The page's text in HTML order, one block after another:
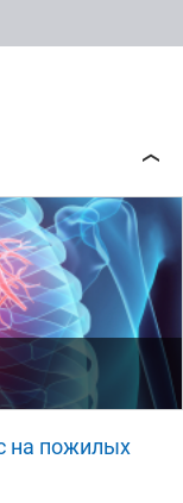
на пожилых